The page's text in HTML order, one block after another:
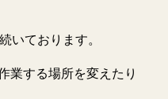
いております。
業する場所を変えたり